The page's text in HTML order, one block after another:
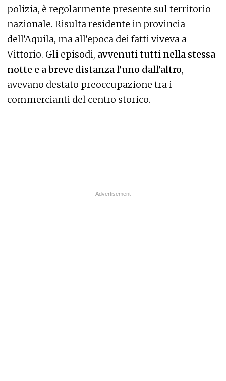
polizia, è regolarmente presente sul territorio
nazionale. Risulta residente in provincia
dell’Aquila, ma all’epoca dei fatti viveva a
Vittorio. Gli episodi, avvenuti tutti nella stessa
notte e a breve distanza l’uno dall’altro,
avevano destato preoccupazione tra i
commercianti del centro storico.